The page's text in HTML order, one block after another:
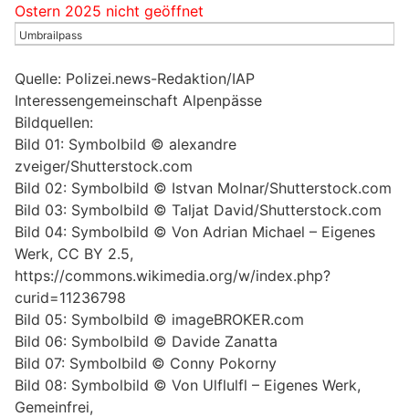
Ostern 2025 nicht geöffnet
Umbrailpass
Quelle: Polizei.news-Redaktion/IAP
Interessengemeinschaft Alpenpässe
Bildquellen:
Bild 01: Symbolbild © alexandre
zveiger/Shutterstock.com
Bild 02: Symbolbild © Istvan Molnar/Shutterstock.com
Bild 03: Symbolbild © Taljat David/Shutterstock.com
Bild 04: Symbolbild © Von Adrian Michael – Eigenes
Werk, CC BY 2.5,
https://commons.wikimedia.org/w/index.php?
curid=11236798
Bild 05: Symbolbild © imageBROKER.com
Bild 06: Symbolbild © Davide Zanatta
Bild 07: Symbolbild © Conny Pokorny
Bild 08: Symbolbild © Von Ulflulfl – Eigenes Werk,
Gemeinfrei,